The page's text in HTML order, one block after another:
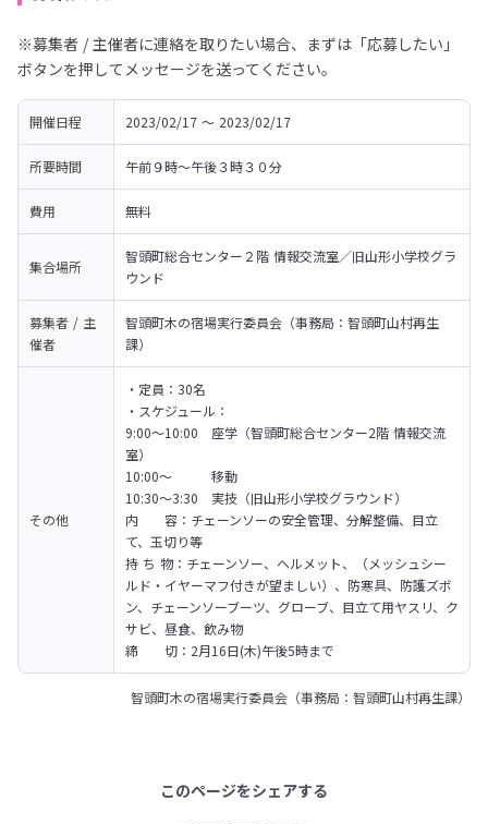
※募集者 / 主催者に連絡を取りたい場合、まずは「応募したい」
ボタンを押してメッセージを送ってください。
開催日程 2023/02/17 〜 2023/02/17
所要時間 午前９時～午後３時３０分
費用 無料
集合場所
智頭町総合センター２階 情報交流室／旧山形小学校グラ
ウンド
募集者 / 主
催者
智頭町木の宿場実行委員会（事務局：智頭町山村再生
課）
その他
・定員：30名
・スケジュール：
9:00～10:00　座学（智頭町総合センター2階 情報交流
室）
10:00～　　　移動
10:30～3:30　実技（旧山形小学校グラウンド）
内　　容：チェーンソーの安全管理、分解整備、目立
て、玉切り等
持 ち 物：チェーンソー、ヘルメット、（メッシュシー
ルド・イヤーマフ付きが望ましい）、防寒具、防護ズボ
ン、チェーンソーブーツ、グローブ、目立て用ヤスリ、ク
サビ、昼食、飲み物
締　　切：2月16日(木)午後5時まで
智頭町木の宿場実行委員会（事務局：智頭町山村再生課）
このページをシェアする